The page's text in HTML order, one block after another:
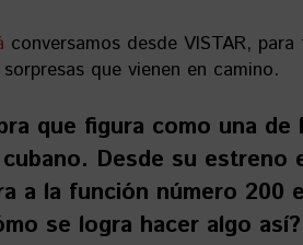
conversamos desde VISTAR,
que vienen en camino.
que figura como una de
Desde su estreno
a la función número 200
se logra hacer algo así?